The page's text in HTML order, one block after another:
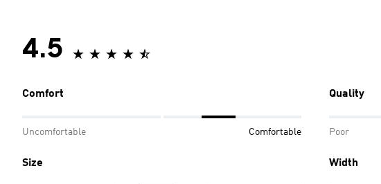
4.5
Comfort
Uncomfortable Comfortable
Quality
Poor
Size Width